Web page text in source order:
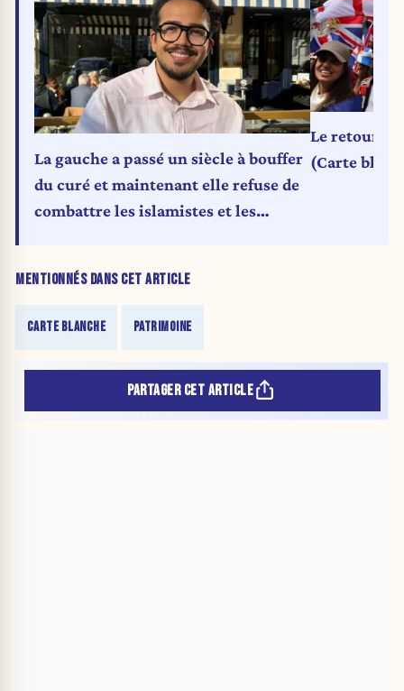
MENTIONNÉS DANS CET ARTICLE
CARTE BLANCHE PATRIMOINE
La gauche a passé un siècle à bouffer
du curé et maintenant elle refuse de
combattre les islamistes et les
Le retour du
(Carte
PARTAGER CET ARTICLE